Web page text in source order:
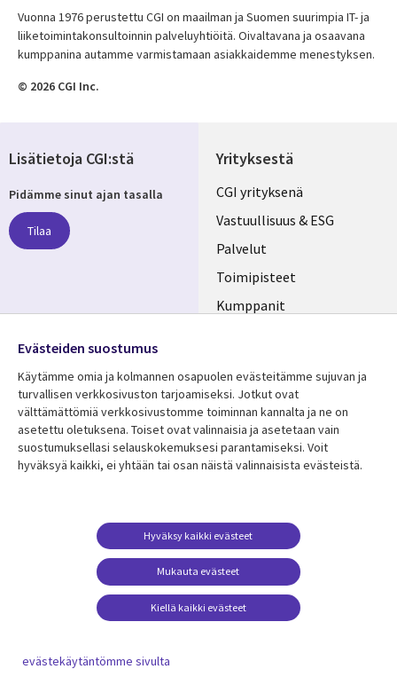
Vuonna 1976 perustettu CGI on maailman ja Suomen suurimpia IT- ja
liiketoimintakonsultoinnin palveluyhtiöitä. Oivaltavana ja osaavana
kumppanina autamme varmistamaan asiakkaidemme menestyksen.
© 2026 CGI Inc.
Yrityksestä
Useful
links
FINLAND
CGI yrityksenä
Vastuullisuus & ESG
Palvelut
Toimipisteet
Kumppanit
Resurssikeskus
Library
FINLAND
Asiakastarinat
Lisätietoa
Legal
Tietosuoja
Käyttöehdot
Yhteystiedot
Evästeasetuksesi
Lisätietoja CGI:stä
Pidämme sinut ajan tasalla
Tilaa
Media
FINLAND
Evästeiden suostumus
Käytämme omia ja kolmannen osapuolen evästeitämme sujuvan ja
turvallisen verkkosivuston tarjoamiseksi. Jotkut ovat
välttämättömiä verkkosivustomme toiminnan kannalta ja ne on
asetettu oletuksena. Toiset ovat valinnaisia ​​ja asetetaan vain
suostumuksellasi selauskokemuksesi parantamiseksi. Voit
hyväksyä kaikki, ei yhtään tai osan näistä valinnaisista evästeistä.
Mukauta evästeet
Hyväksy kaikki evästeet
Kiellä kaikki evästeet
evästekäytäntömme sivulta